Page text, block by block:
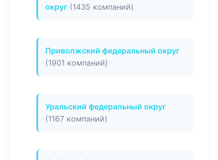
округ (1435 компаний)
Приволжский федеральный округ
(1901 компаний)
Уральский федеральный округ
(1167 компаний)